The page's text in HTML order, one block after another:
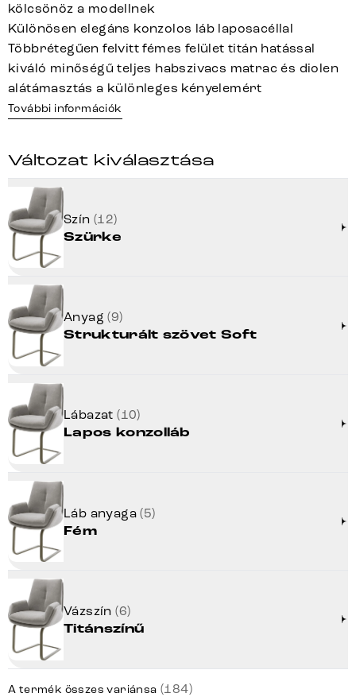
kölcsönöz a modellnek
Különösen elegáns konzolos láb laposacéllal
Többrétegűen felvitt fémes felület titán hatással
kiváló minőségű teljes habszivacs matrac és diolen
alátámasztás a különleges kényelemért
További információk
Változat kiválasztása
Szín (12)
Szürke
Anyag(9)
Strukturált szövet Soft
Lábazat(10)
Lapos konzolláb
Láb anyaga(5)
Fém
Vázszín(6)
Titánszínű
A termék összes variánsa (184)